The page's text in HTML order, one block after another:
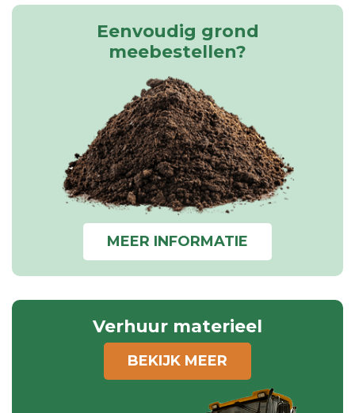
Eenvoudig grond
meebestellen?
MEER INFORMATIE
Verhuur materieel
BEKIJK MEER